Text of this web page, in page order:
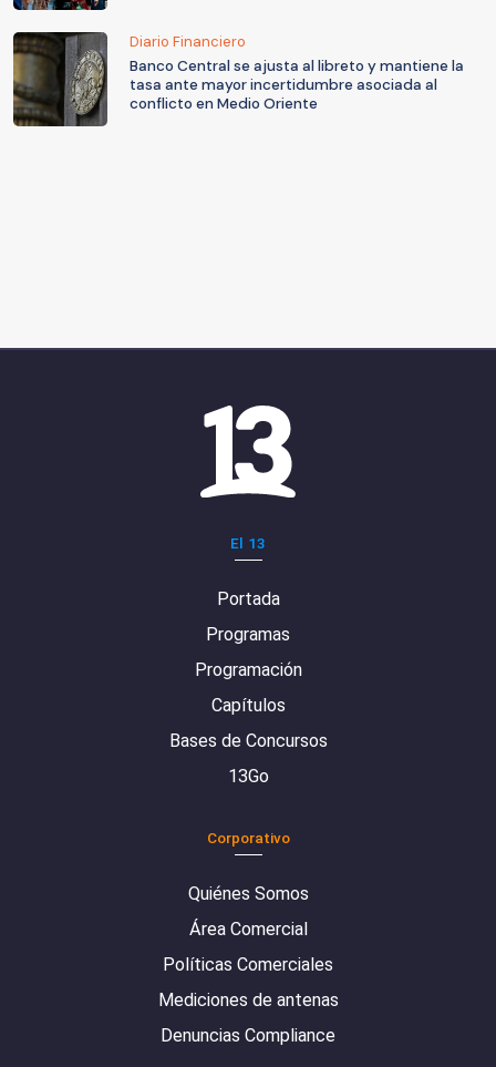
Diario Financiero
Banco Central se ajusta al libreto y mantiene la
tasa ante mayor incertidumbre asociada al
conflicto en Medio Oriente
El 13
Portada
Programas
Programación
Capítulos
Bases de Concursos
13Go
Corporativo
Quiénes Somos
Área Comercial
Políticas Comerciales
Mediciones de antenas
Denuncias Compliance